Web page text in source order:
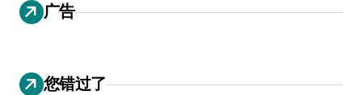
广告
您错过了